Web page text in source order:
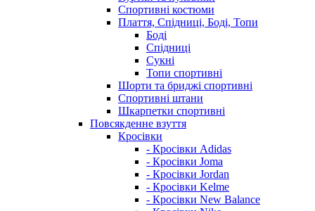
Спортивні костюми
Плаття, Спідниці, Боді, Топи
Боді
Спідниці
Сукні
Топи спортивні
Шорти та бриджі спортивні
Спортивні штани
Шкарпетки спортивні
Повсякденне взуття
Кросівки
- Кросівки Adidas
- Кросівки Joma
- Кросівки Jordan
- Кросівки Kelme
- Кросівки New Balance